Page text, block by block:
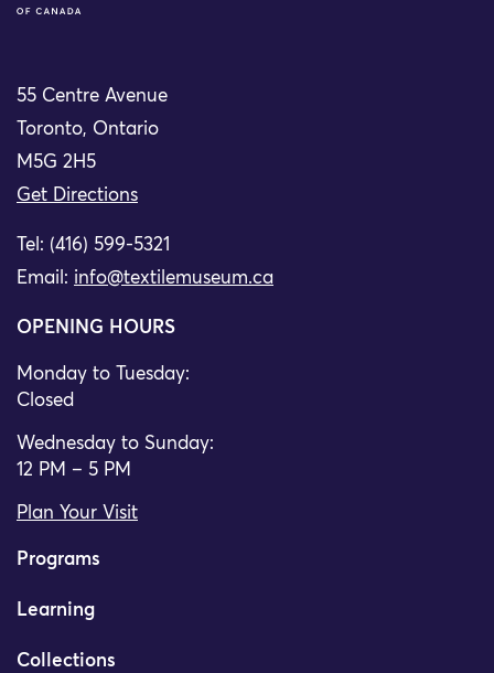
55 Centre Avenue
Toronto, Ontario
M5G 2H5
Get Directions
Tel: (416) 599-5321
Email: info@textilemuseum.ca
OPENING HOURS
Monday to Tuesday:
Closed
Wednesday to Sunday:
12 PM – 5 PM
Plan Your Visit
Programs
Learning
Collections